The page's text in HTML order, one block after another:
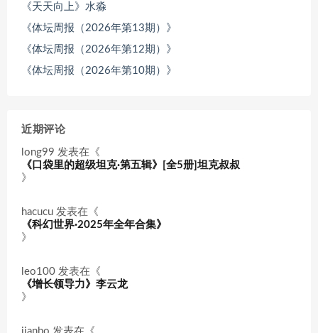
《天天向上》水淼
《体坛周报（2026年第13期）》
《体坛周报（2026年第12期）》
《体坛周报（2026年第10期）》
近期评论
long99 发表在《
《口袋里的超级坦克·第五辑》[全5册]坦克叔叔
》
hacucu 发表在《
《科幻世界·2025年全年合集》
》
leo100 发表在《
《增长领导力》李云龙
》